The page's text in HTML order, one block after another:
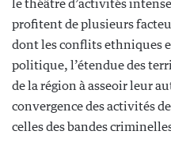
le théâtre d’activités
profitent de plusieurs
dont les conflits ethniques
politique, l’étendue des
de la région à asseoir leur
convergence des activités
celles des bandes